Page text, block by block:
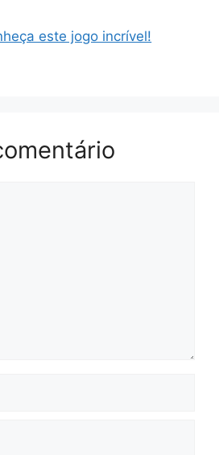
este jogo incrível!